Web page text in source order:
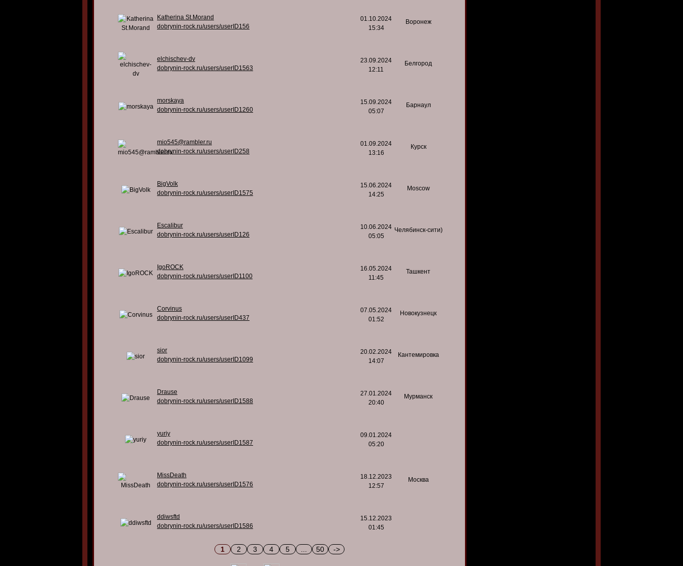
Katherina St.Morand
dobrynin-rock.ru/users/userID156
01.10.2024
15:34
Воронеж
elchischev-dv
dobrynin-rock.ru/users/userID1563
23.09.2024
12:11
Белгород
morskaya
dobrynin-rock.ru/users/userID1260
15.09.2024
05:07
Барнаул
mio545@rambler.ru
dobrynin-rock.ru/users/userID258
01.09.2024
13:16
Курск
BigVolk
dobrynin-rock.ru/users/userID1575
15.06.2024
14:25
Moscow
Escalibur
dobrynin-rock.ru/users/userID126
10.06.2024
05:05
Челябинск-сити)
IgoROCK
dobrynin-rock.ru/users/userID1100
16.05.2024
11:45
Ташкент
Corvinus
dobrynin-rock.ru/users/userID437
07.05.2024
01:52
Новокузнецк
sior
dobrynin-rock.ru/users/userID1099
20.02.2024
14:07
Кантемировка
Drause
dobrynin-rock.ru/users/userID1588
27.01.2024
20:40
Мурманск
yuriy
dobrynin-rock.ru/users/userID1587
09.01.2024
05:20
MissDeath
dobrynin-rock.ru/users/userID1576
18.12.2023
12:57
Москва
ddiwsftd
dobrynin-rock.ru/users/userID1586
15.12.2023
01:45
1 2 3 4 5 50 ->